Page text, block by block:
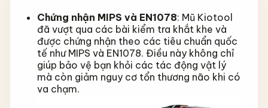
Chứng nhận MIPS và EN1078: Mũ Kiotool
đã vượt qua các bài kiểm tra khắt khe và
được chứng nhận theo các tiêu chuẩn quốc
tế như MIPS và EN1078. Điều này không chỉ
giúp bảo vệ bạn khỏi các tác động vật lý
mà còn giảm nguy cơ tổn thương não khi có
va chạm.